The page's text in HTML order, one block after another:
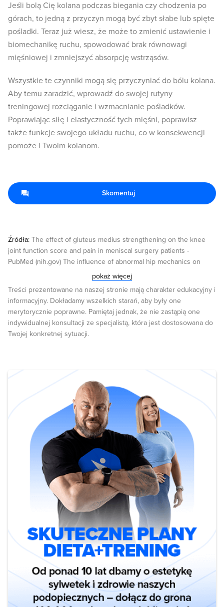
Jeśli bolą Cię kolana podczas biegania czy chodzenia po
górach, to jedną z przyczyn mogą być zbyt słabe lub spięte
pośladki. Teraz już wiesz, że może to zmienić ustawienie i
biomechanikę ruchu, spowodować brak równowagi
mięśniowej i zmniejszyć absorpcję wstrząsów.
Wszystkie te czynniki mogą się przyczyniać do bólu kolana.
Aby temu zaradzić, wprowadź do swojej rutyny
treningowej rozciąganie i wzmacnianie pośladków.
Poprawiając siłę i elastyczność tych mięśni, poprawisz
także funkcje swojego układu ruchu, co w konsekwencji
pomoże i Twoim kolanom.
Źródła: The effect of gluteus medius strengthening on the knee
joint function score and pain in meniscal surgery patients -
PubMed (nih.gov) The influence of abnormal hip mechanics on
knee injury: a biomechanical perspective - PubMed (nih.gov)
Gluteal muscle activation during common therapeutic exercises -
PubMed (nih.gov) Lower extremity joint stiffness in runners with
low back pain - PubMed (nih.gov)
pokaż więcej
Treści prezentowane na naszej stronie mają charakter edukacyjny i
informacyjny. Dokładamy wszelkich starań, aby były one
merytorycznie poprawne. Pamiętaj jednak, że nie zastąpią one
indywidualnej konsultacji ze specjalistą, która jest dostosowana do
Twojej konkretnej sytuacji.
Skomentuj